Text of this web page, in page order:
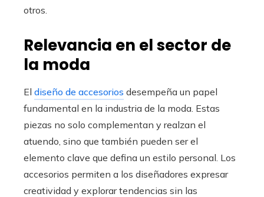
otros.
Relevancia en el sector de
la moda
El diseño de accesorios desempeña un papel
fundamental en la industria de la moda. Estas
piezas no solo complementan y realzan el
atuendo, sino que también pueden ser el
elemento clave que defina un estilo personal. Los
accesorios permiten a los diseñadores expresar
creatividad y explorar tendencias sin las